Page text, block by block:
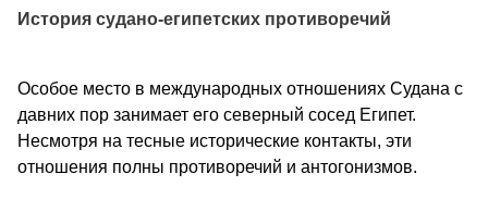
История судано-египетских противоречий
Особое место в международных отношениях Судана с
давних пор занимает его северный сосед Египет.
Несмотря на тесные исторические контакты, эти
отношения полны противоречий и антогонизмов.